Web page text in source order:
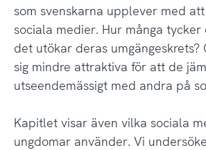
som svenskarna upplever med
sociala medier. Hur många
det utökar deras umgängeskrets?
sig mindre attraktiva för att de
utseendemässigt med andra på
Kapitlet visar även vilka sociala
ungdomar använder. Vi